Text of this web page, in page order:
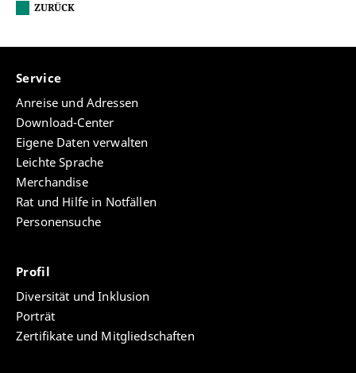
ZURÜCK
Service
Anreise und Adressen
Download-Center
Eigene Daten verwalten
Leichte Sprache
Merchandise
Rat und Hilfe in Notfällen
Personensuche
Profil
Diversität und Inklusion
Porträt
Zertifikate und Mitgliedschaften